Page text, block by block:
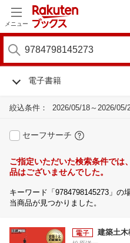
メニュー
電子書籍
絞込条件： 2026/05/18～2026/05/
セーフサーチ
ご指定いただいた検索条件で
品はございませんでした。
キーワード「9784798145273」の
当商品が見つかりました。
建築土